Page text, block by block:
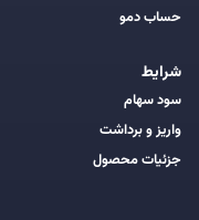
حساب دمو
شرایط
سود سهام
واریز و برداشت
جزئیات محصول